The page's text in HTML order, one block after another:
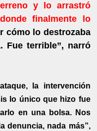
y lo arrastró
finalmente lo
cómo lo destrozaba
Fue terrible”, narró
la intervención
lo único que hizo fue
en una bolsa. Nos
denuncia, nada más”,